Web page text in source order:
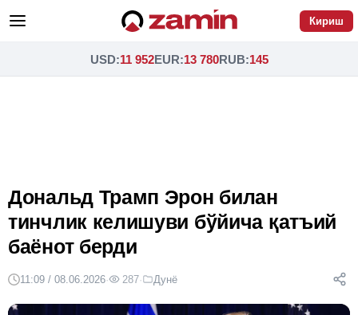
Кириш
USD:11 952EUR:13 780RUB:145
Дональд Трамп Эрон билан
тинчлик келишуви бўйича қатъий
баёнот берди
11:09 / 08.06.2026· 287· Дунё